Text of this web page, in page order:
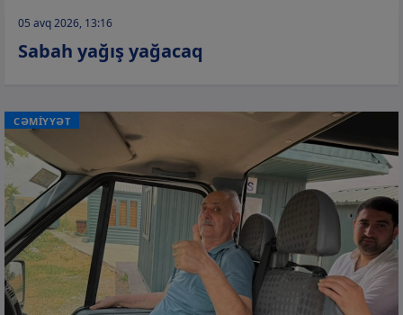
05 avq 2026, 13:16
Sabah yağış yağacaq
CƏMİYYƏT